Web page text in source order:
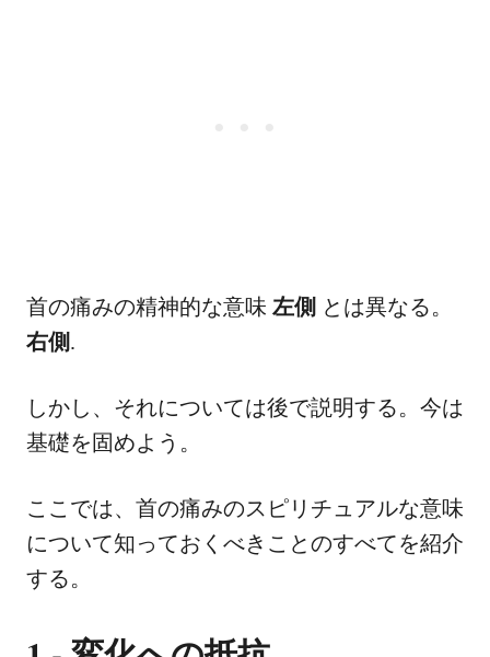
首の痛みの精神的な意味 左側 とは異なる。
右側.
しかし、それについては後で説明する。今は
基礎を固めよう。
ここでは、首の痛みのスピリチュアルな意味
について知っておくべきことのすべてを紹介
する。